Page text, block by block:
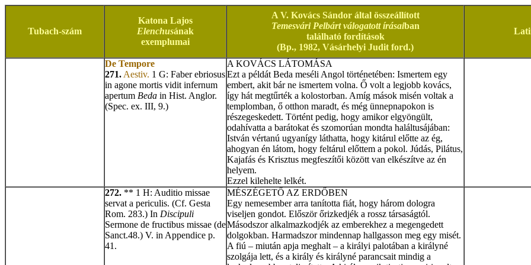
Tubach-szám
Katona Lajos
Elenchusának
exemplumai
A V. Kovács Sándor által összeállított
Temesvári Pelbárt válogatott írásaiban
található fordítások
(Bp., 1982, Vásárhelyi Judit ford.)
De Tempore
271. Aestiv. 1 G: Faber ebriosus
in agone mortis vidit infernum
apertum Beda in Hist. Anglor.
(Spec. ex. III, 9.)
A KOVÁCS LÁTOMÁSA
Ezt a példát Beda meséli Angol történetében: Ismertem egy
embert, akit bár ne ismertem volna. Ő volt a legjobb kovács,
így hát megtűrték a kolostorban. Amíg mások misén voltak a
templomban, ő otthon maradt, és még ünnepnapokon is
részegeskedett. Történt pedig, hogy amikor elgyöngült,
odahívatta a barátokat és szomorúan mondta haláltusájában:
István vértanú ugyanígy láthatta, hogy kitárul előtte az ég,
ahogyan én látom, hogy feltárul előttem a pokol. Júdás, Pilátus,
Kajafás és Krisztus megfeszítői között van elkészítve az én
helyem.
Ezzel kilehelte lelkét.
272. ** 1 H: Auditio missae
servat a periculis. (Cf. Gesta
Rom. 283.) In Discipuli
Sermone de fructibus missae (de
Sanct.48.) V. in Appendice p.
41.
MÉSZÉGETŐ AZ ERDŐBEN
Egy nemesember arra tanította fiát, hogy három dologra
viseljen gondot. Először őrizkedjék a rossz társaságtól.
Másodszor alkalmazkodjék az emberekhez a megengedett
dolgokban. Harmadszor mindennap hallgasson meg egy misét.
A fiú – miután apja meghalt – a királyi palotában a királyné
szolgája lett, és a király és királyné parancsait mindig a